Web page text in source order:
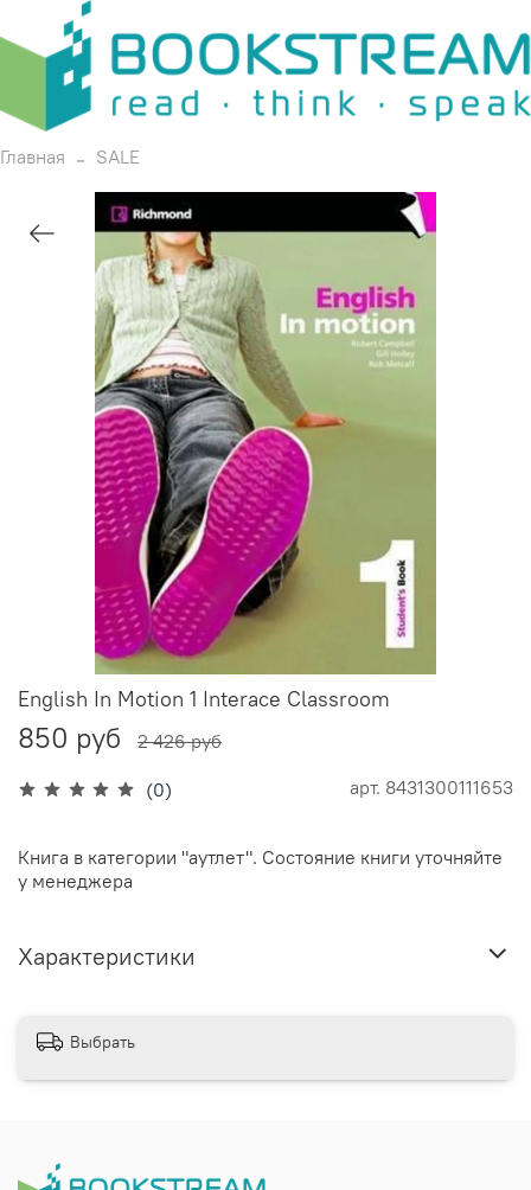
Главная SALE
(0) арт. 8431300111653
English In Motion 1 Interacе Classroom
850 руб 2 426 руб
Книга в категории "аутлет". Состояние книги уточняйте
у менеджера
Характеристики
Выбрать